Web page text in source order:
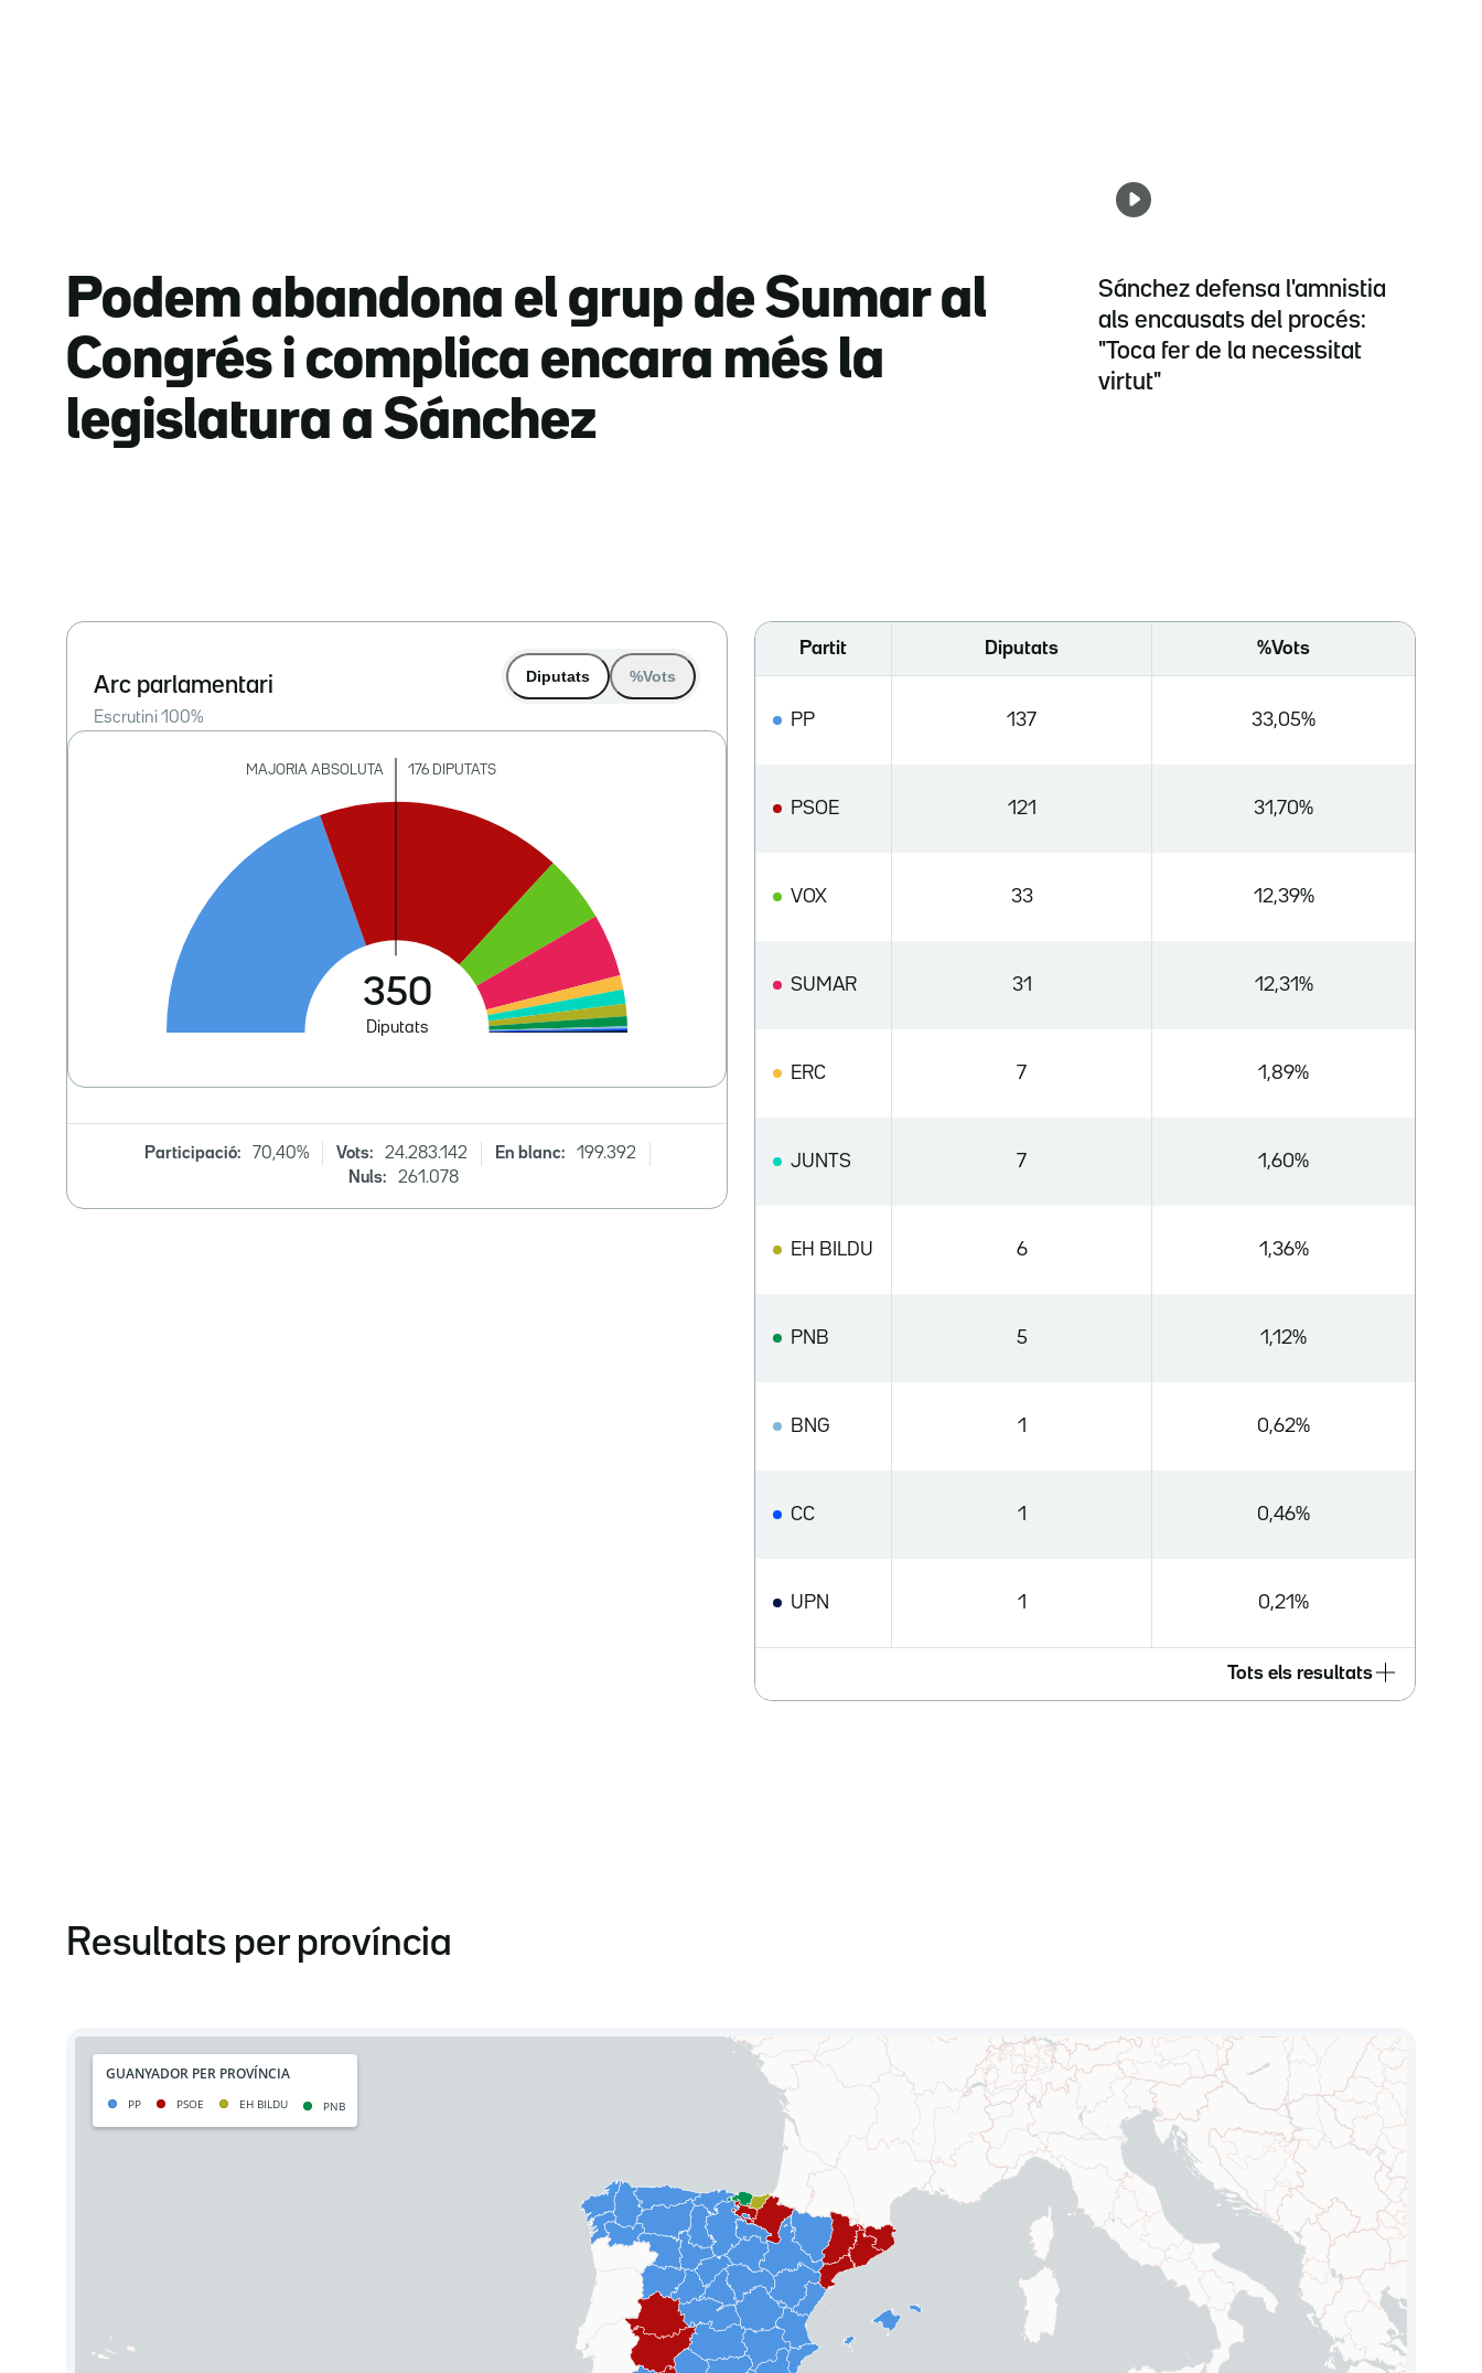
Podem abandona el grup de Sumar al
Congrés i complica encara més la
legislatura a Sánchez
Sánchez defensa l'amnistia
als encausats del procés:
"Toca fer de la necessitat
virtut"
Arc parlamentari
Escrutini 100%
Diputats %Vots
Participació: 70,40% Vots: 24.283.142 En blanc:
199.392
Nuls:
261.078
Partit Diputats %Vots
PP 137 33,05%
PSOE 121 31,70%
VOX 33 12,39%
SUMAR 31 12,31%
ERC 7 1,89%
JUNTS 7 1,60%
EH BILDU 6 1,36%
PNB 5 1,12%
BNG 1 0,62%
CC 1 0,46%
UPN 1 0,21%
Tots els resultats
Resultats per província